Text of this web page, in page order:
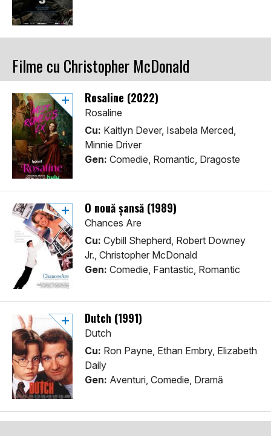
Filme cu Christopher McDonald
Rosaline (2022)
Rosaline
Cu: Kaitlyn Dever, Isabela Merced,
Minnie Driver
Gen: Comedie, Romantic, Dragoste
O nouă șansă (1989)
Chances Are
Cu: Cybill Shepherd, Robert Downey
Jr., Christopher McDonald
Gen: Comedie, Fantastic, Romantic
Dutch (1991)
Dutch
Cu: Ron Payne, Ethan Embry, Elizabeth
Daily
Gen: Aventuri, Comedie, Dramă